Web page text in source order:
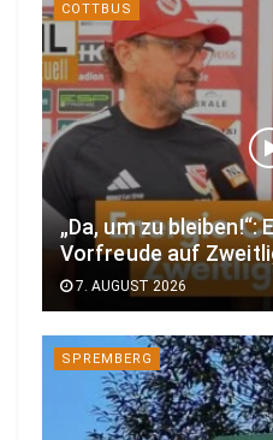
COTTBUS
„Da, um zu
Vorfreude auf
7. AUGUST 2026
SPREMBERG